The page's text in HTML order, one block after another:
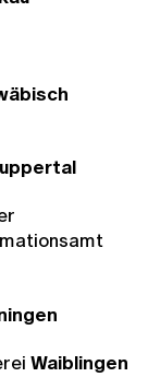
Waiblingen